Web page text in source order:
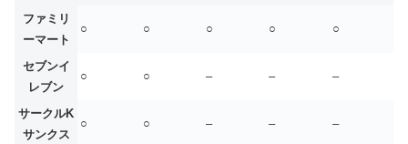
ファミリ
ーマート
○ ○ ○ ○ ○
セブンイ
レブン
○ ○ – – –
サークルK
サンクス
○ ○ – – –